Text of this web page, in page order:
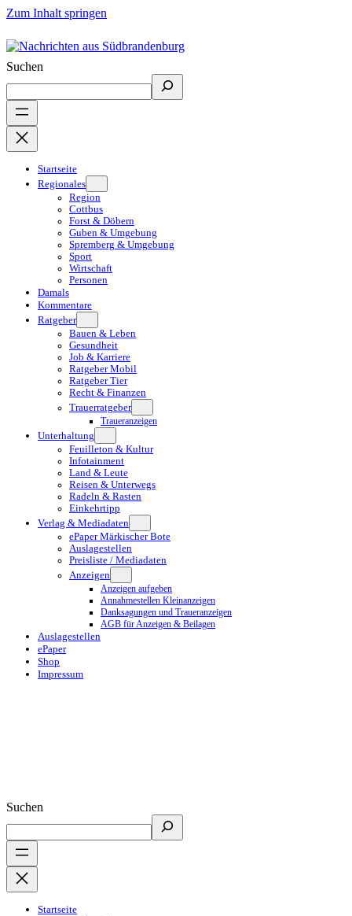
Zum Inhalt springen
Suchen
Startseite
Regionales
Region
Cottbus
Forst & Döbern
Guben & Umgebung
Spremberg & Umgebung
Sport
Wirtschaft
Personen
Damals
Kommentare
Ratgeber
Bauen & Leben
Gesundheit
Job & Karriere
Ratgeber Mobil
Ratgeber Tier
Recht & Finanzen
Trauerratgeber
Traueranzeigen
Unterhaltung
Feuilleton & Kultur
Infotainment
Land & Leute
Reisen & Unterwegs
Radeln & Rasten
Einkehrtipp
Verlag & Mediadaten
ePaper Märkischer Bote
Auslagestellen
Preisliste / Mediadaten
Anzeigen
Anzeigen aufgeben
Annahmestellen Kleinanzeigen
Danksagungen und Traueranzeigen
AGB für Anzeigen & Beilagen
Auslagestellen
ePaper
Shop
Impressum
Suchen
Startseite